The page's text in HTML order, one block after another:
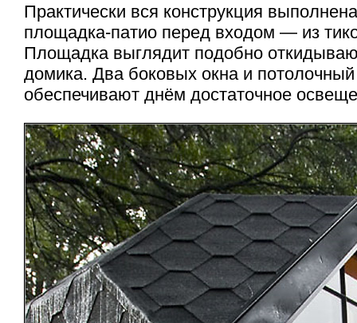
Практически вся конструкция
площадка-патио перед входом — из
Площадка выглядит подобно
домика. Два боковых окна и
обеспечивают днём достаточное